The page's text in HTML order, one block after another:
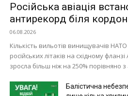
Російська авіація
антирекорд біля
06.08.2026
Кількість вильотів винищувачів
російських літаків на східному
зросла більш ніж на 250% порівняно з
Балістична